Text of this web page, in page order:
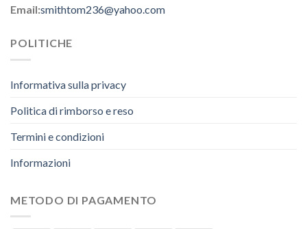
Email:smithtom236@yahoo.com
POLITICHE
Informativa sulla privacy
Politica di rimborso e reso
Termini e condizioni
Informazioni
METODO DI PAGAMENTO